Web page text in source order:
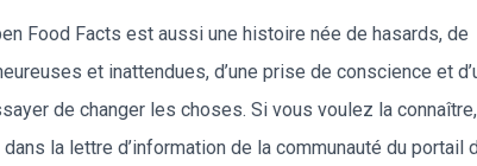
Food Facts est aussi une histoire née de hasards, de
et inattendues, d’une prise de conscience et
de changer les choses. Si vous voulez la
dans la lettre d’information de la communauté du portail